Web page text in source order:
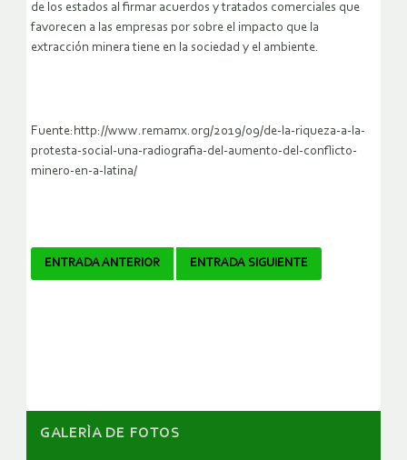
de los estados al firmar acuerdos y tratados comerciales que
favorecen a las empresas por sobre el impacto que la
extracción minera tiene en la sociedad y el ambiente.
Fuente:http://www.remamx.org/2019/09/de-la-riqueza-a-la-
protesta-social-una-radiografia-del-aumento-del-conflicto-
minero-en-a-latina/
Navegador
ENTRADA ANTERIOR ENTRADA SIGUIENTE
GALERÌA DE FOTOS